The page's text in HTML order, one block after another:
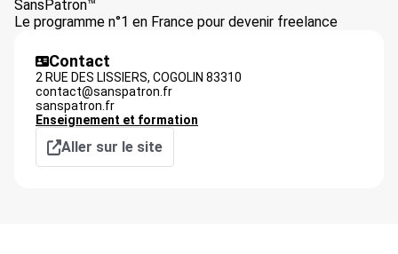
SansPatron™
Le programme n°1 en France pour devenir freelance
Contact
2 RUE DES LISSIERS, COGOLIN 83310
contact@sanspatron.fr
sanspatron.fr
Enseignement et formation
Aller sur le site